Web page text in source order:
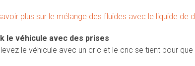
plus sur le mélange des fluides avec le liquide de
le véhicule avec des prises
le véhicule avec un cric et le cric se tient pour